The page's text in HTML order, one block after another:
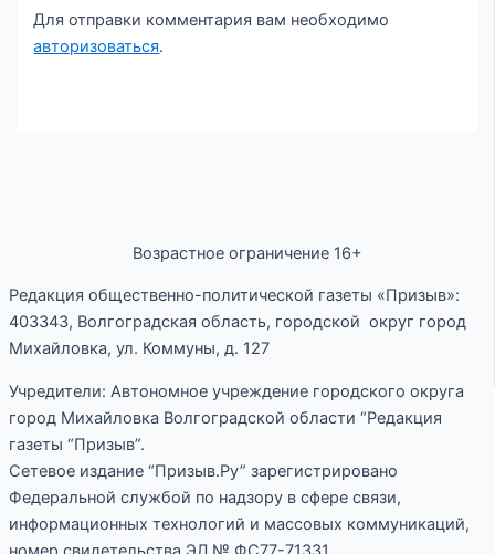
Для отправки комментария вам необходимо
авторизоваться.
Возрастное ограничение 16+
Редакция общественно-политической газеты «Призыв»:
403343, Волгоградская область, городской округ город
Михайловка, ул. Коммуны, д. 127
Учредители: Автономное учреждение городского округа
город Михайловка Волгоградской области “Редакция
газеты “Призыв”.
Сетевое издание “Призыв.Ру” зарегистрировано
Федеральной службой по надзору в сфере связи,
информационных технологий и массовых коммуникаций,